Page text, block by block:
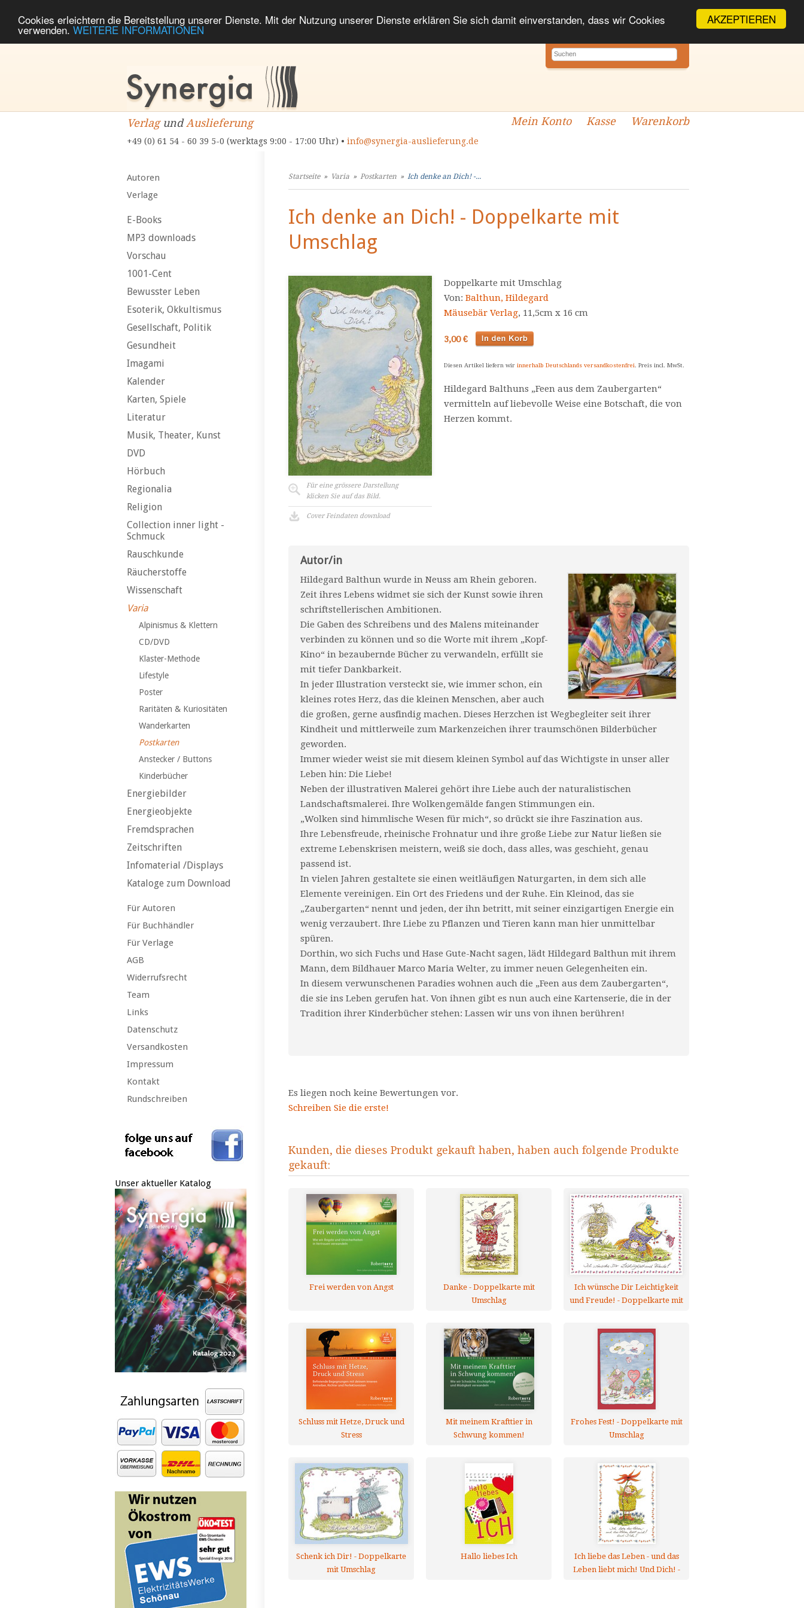
AKZEPTIEREN
Cookies erleichtern die Bereitstellung unserer Dienste. Mit der Nutzung unserer Dienste erklären Sie sich damit einverstanden, dass wir Cookies
verwenden. WEITERE INFORMATIONEN
VerlagundAuslieferung
+49 (0) 61 54 - 60 39 5-0 (werktags 9:00 - 17:00 Uhr) • info@synergia-auslieferung.de
Mein Konto Kasse Warenkorb
Autoren
Verlage
E-Books
MP3 downloads
Vorschau
1001-Cent
Bewusster Leben
Esoterik, Okkultismus
Gesellschaft, Politik
Gesundheit
Imagami
Kalender
Karten, Spiele
Literatur
Musik, Theater, Kunst
DVD
Hörbuch
Regionalia
Religion
Collection inner light -
Schmuck
Rauschkunde
Räucherstoffe
Wissenschaft
Varia
Alpinismus & Klettern
CD/DVD
Klaster-Methode
Lifestyle
Poster
Raritäten & Kuriositäten
Wanderkarten
Postkarten
Anstecker / Buttons
Kinderbücher
Energiebilder
Energieobjekte
Fremdsprachen
Zeitschriften
Infomaterial /Displays
Kataloge zum Download
Für Autoren
Für Buchhändler
Für Verlage
AGB
Widerrufsrecht
Team
Links
Datenschutz
Versandkosten
Impressum
Kontakt
Rundschreiben
Unser aktueller Katalog
Startseite» Varia » Postkarten » Ich denke an Dich! -...
Ich denke an Dich! - Doppelkarte mit
Umschlag
Für eine grössere Darstellung
klicken Sie auf das Bild.
Cover Feindaten download
Doppelkarte mit Umschlag
Von: Balthun, Hildegard
Mäusebär Verlag, 11,5cm x 16 cm
3,00 €
Diesen Artikel liefern wir innerhalb Deutschlands versandkostenfrei. Preis incl. MwSt.
Hildegard Balthuns „Feen aus dem Zaubergarten“
vermitteln auf liebevolle Weise eine Botschaft, die von
Herzen kommt.
Autor/in
Hildegard Balthun wurde in Neuss am Rhein geboren.
Zeit ihres Lebens widmet sie sich der Kunst sowie ihren
schriftstellerischen Ambitionen.
Die Gaben des Schreibens und des Malens miteinander
verbinden zu können und so die Worte mit ihrem „Kopf-
Kino“ in bezaubernde Bücher zu verwandeln, erfüllt sie
mit tiefer Dankbarkeit.
In jeder Illustration versteckt sie, wie immer schon, ein
kleines rotes Herz, das die kleinen Menschen, aber auch
die großen, gerne ausfindig machen. Dieses Herzchen ist Wegbegleiter seit ihrer
Kindheit und mittlerweile zum Markenzeichen ihrer traumschönen Bilderbücher
geworden.
Immer wieder weist sie mit diesem kleinen Symbol auf das Wichtigste in unser aller
Leben hin: Die Liebe!
Neben der illustrativen Malerei gehört ihre Liebe auch der naturalistischen
Landschaftsmalerei. Ihre Wolkengemälde fangen Stimmungen ein.
„Wolken sind himmlische Wesen für mich“, so drückt sie ihre Faszination aus.
Ihre Lebensfreude, rheinische Frohnatur und ihre große Liebe zur Natur ließen sie
extreme Lebenskrisen meistern, weiß sie doch, dass alles, was geschieht, genau
passend ist.
In vielen Jahren gestaltete sie einen weitläufigen Naturgarten, in dem sich alle
Elemente vereinigen. Ein Ort des Friedens und der Ruhe. Ein Kleinod, das sie
„Zaubergarten“ nennt und jeden, der ihn betritt, mit seiner einzigartigen Energie ein
wenig verzaubert. Ihre Liebe zu Pflanzen und Tieren kann man hier unmittelbar
spüren.
Dorthin, wo sich Fuchs und Hase Gute-Nacht sagen, lädt Hildegard Balthun mit ihrem
Mann, dem Bildhauer Marco Maria Welter, zu immer neuen Gelegenheiten ein.
In diesem verwunschenen Paradies wohnen auch die „Feen aus dem Zaubergarten“,
die sie ins Leben gerufen hat. Von ihnen gibt es nun auch eine Kartenserie, die in der
Tradition ihrer Kinderbücher stehen: Lassen wir uns von ihnen berühren!
Es liegen noch keine Bewertungen vor.
Schreiben Sie die erste!
Kunden, die dieses Produkt gekauft haben, haben auch folgende Produkte
gekauft:
Frei werden von Angst
Danke - Doppelkarte mit
Umschlag
Ich wünsche Dir Leichtigkeit
und Freude! - Doppelkarte mit
Schluss mit Hetze, Druck und
Stress
Mit meinem Krafttier in
Schwung kommen!
Frohes Fest! - Doppelkarte mit
Umschlag
Schenk ich Dir! - Doppelkarte
mit Umschlag
Hallo liebes Ich
Ich liebe das Leben - und das
Leben liebt mich! Und Dich! -